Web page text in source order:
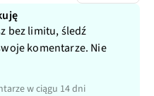
bez limitu, śledź
komentarze. Nie
w ciągu 14 dni